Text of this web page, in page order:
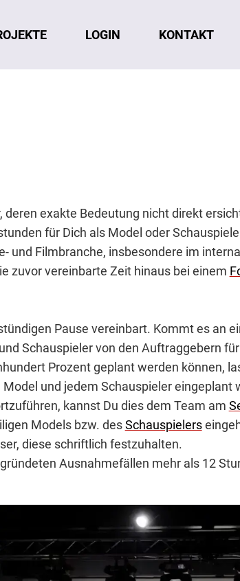
LOGIN KONTAKT
exakte Bedeutung nicht direkt
für Dich als Model oder
und Filmbranche, insbesondere im
zuvor vereinbarte Zeit hinaus bei einem
Pause vereinbart. Kommt es an
Schauspieler von den Auftraggebern
Prozent geplant werden können,
und jedem Schauspieler eingeplant
kannst Du dies dem Team am
Models bzw. desSchauspielers
diese schriftlich festzuhalten.
Ausnahmefällen mehr als 12